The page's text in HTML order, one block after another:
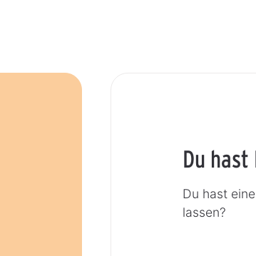
Du hast
Du hast
lassen?